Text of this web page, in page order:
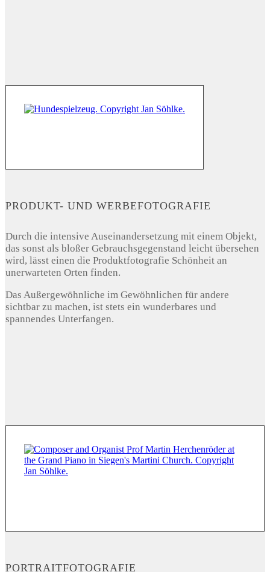
PRODUKT- UND WERBEFOTOGRAFIE
Durch die intensive Auseinandersetzung mit einem Objekt,
das sonst als bloßer Gebrauchsgegenstand leicht übersehen
wird, lässt einen die Produktfotografie Schönheit an
unerwarteten Orten finden.
Das Außergewöhnliche im Gewöhnlichen für andere
sichtbar zu machen, ist stets ein wunderbares und
spannendes Unterfangen.
PORTRAITFOTOGRAFIE